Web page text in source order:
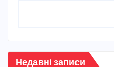
Недавні записи